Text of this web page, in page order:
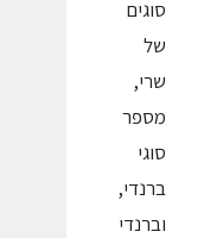
סוגים
של
שרי,
מספר
סוגי
ברנדי,
וברנדי